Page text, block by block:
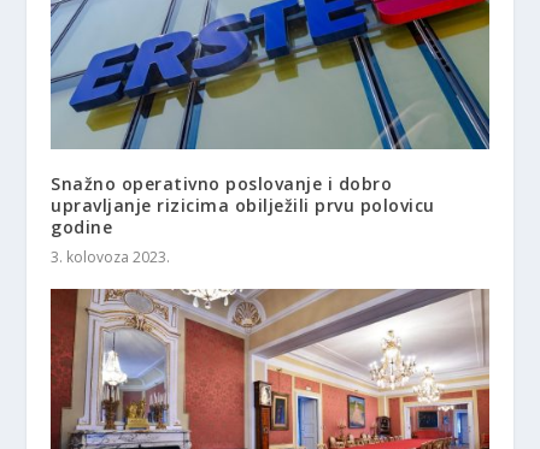
Snažno operativno poslovanje i dobro
upravljanje rizicima obilježili prvu polovicu
godine
3. kolovoza 2023.